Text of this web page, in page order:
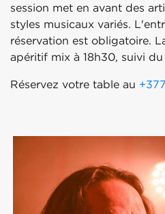
session met en avant des
styles musicaux variés.
réservation est obligatoire.
apéritif mix à 18h30, suivi
Réservez votre table au